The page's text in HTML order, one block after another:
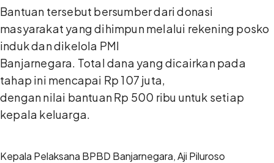
Bantuan tersebut bersumber dari donasi
masyarakat yang dihimpun melalui rekening posko
induk dan dikelola PMI
Banjarnegara. Total dana yang dicairkan pada
tahap ini mencapai Rp 107 juta,
dengan nilai bantuan Rp 500 ribu untuk setiap
kepala keluarga.
Kepala Pelaksana BPBD Banjarnegara, Aji Piluroso